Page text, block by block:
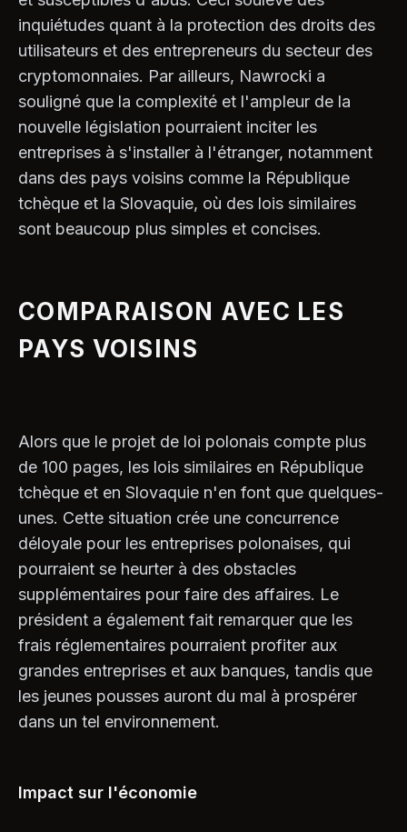
inquiétudes quant à la protection des droits des
utilisateurs et des entrepreneurs du secteur des
cryptomonnaies. Par ailleurs, Nawrocki a
souligné que la complexité et l'ampleur de la
nouvelle législation pourraient inciter les
entreprises à s'installer à l'étranger, notamment
dans des pays voisins comme la République
tchèque et la Slovaquie, où des lois similaires
sont beaucoup plus simples et concises.
COMPARAISON AVEC LES
PAYS VOISINS
Alors que le projet de loi polonais compte plus
de 100 pages, les lois similaires en République
tchèque et en Slovaquie n'en font que quelques-
unes. Cette situation crée une concurrence
déloyale pour les entreprises polonaises, qui
pourraient se heurter à des obstacles
supplémentaires pour faire des affaires. Le
président a également fait remarquer que les
frais réglementaires pourraient profiter aux
grandes entreprises et aux banques, tandis que
les jeunes pousses auront du mal à prospérer
dans un tel environnement.
Impact sur l'économie